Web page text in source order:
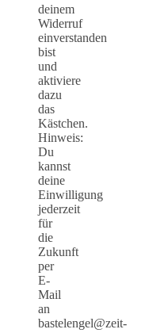
deinem
Widerruf
einverstanden
bist
und
aktiviere
dazu
das
Kästchen.
Hinweis:
Du
kannst
deine
Einwilligung
jederzeit
für
die
Zukunft
per
E-
Mail
an
bastelengel@zeit-